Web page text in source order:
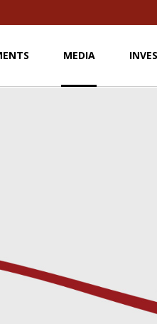
MEDIA